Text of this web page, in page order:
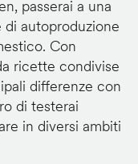
passerai a una
autoproduzione
Con
ricette condivise
differenze con
di testerai
in diversi ambiti